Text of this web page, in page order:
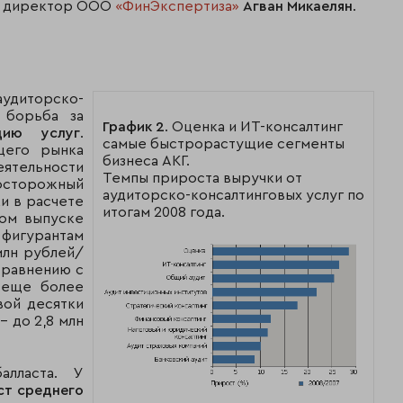
директор ООО «ФинЭкспертиза» Агван Микаелян.
График 2. Оценка и ИТ-консалтинг
самые быстрорастущие сегменты
бизнеса АКГ.
Темпы прироста выручки от
аудиторско-консалтинговых услуг по
итогам 2008 года.
борьба за
услуг.
рынка
в расчете
выпуске
рублей/
с
еще более
десятки
до 2,8 млн
У
среднего